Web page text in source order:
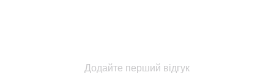
Додайте перший відгук